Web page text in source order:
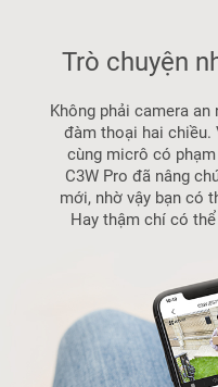
Trò chuyện
Không phải camera
đàm thoại hai
cùng micrô có
C3W Pro đã nâng
mới, nhờ vậy bạn có
Hay thậm chí có